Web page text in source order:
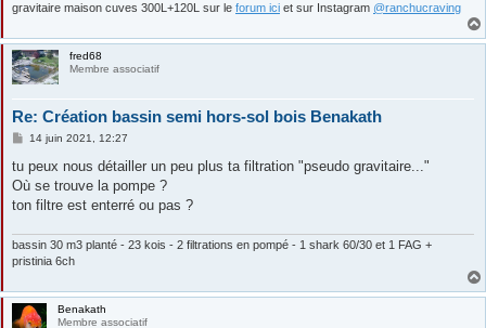
gravitaire maison cuves 300L+120L sur le forum ici et sur Instagram @ranchucraving
fred68
Membre associatif
Re: Création bassin semi hors-sol bois Benakath
M
s
s
a
g
14 juin 2021, 12:27
tu peux nous détailler un peu plus ta filtration "pseudo gravitaire..."
Où se trouve la pompe ?
ton filtre est enterré ou pas ?
bassin 30 m3 planté - 23 kois - 2 filtrations en pompé - 1 shark 60/30 et 1 FAG +
pristinia 6ch
Benakath
Membre associatif